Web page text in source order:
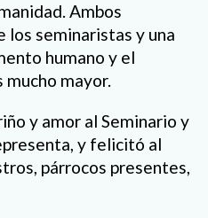
Ambos
los seminaristas y una
humano y el
mayor.
y amor al Seminario y
y felicitó al
párrocos presentes,